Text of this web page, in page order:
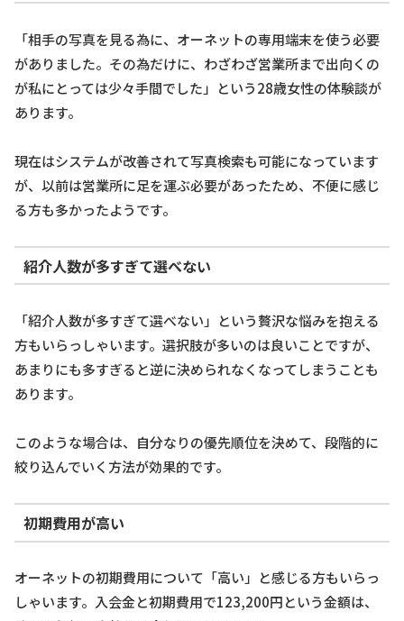
「相手の写真を見る為に、オーネットの専用端末を使う必要
がありました。その為だけに、わざわざ営業所まで出向くの
が私にとっては少々手間でした」という28歳女性の体験談が
あります。
現在はシステムが改善されて写真検索も可能になっています
が、以前は営業所に足を運ぶ必要があったため、不便に感じ
る方も多かったようです。
紹介人数が多すぎて選べない
「紹介人数が多すぎて選べない」という贅沢な悩みを抱える
方もいらっしゃいます。選択肢が多いのは良いことですが、
あまりにも多すぎると逆に決められなくなってしまうことも
あります。
このような場合は、自分なりの優先順位を決めて、段階的に
絞り込んでいく方法が効果的です。
初期費用が高い
オーネットの初期費用について「高い」と感じる方もいらっ
しゃいます。入会金と初期費用で123,200円という金額は、